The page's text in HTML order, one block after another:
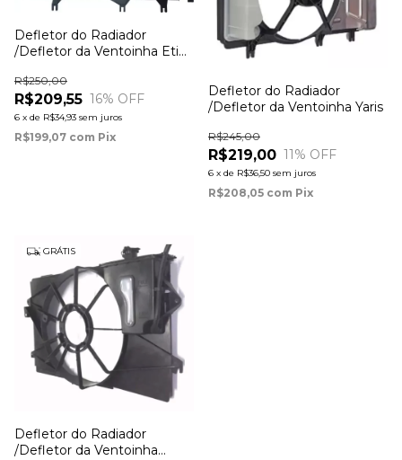
Defletor do Radiador
/Defletor da Ventoinha Etios
automático)
R$209,55
R$250,00
16% OFF
6 x de R$34,93 sem juros
R$199,07 com Pix
Defletor do Radiador
/Defletor da Ventoinha Yaris
R$219,00
R$245,00
11% OFF
6 x de R$36,50 sem juros
R$208,05 com Pix
GRÁTIS
Defletor do Radiador
/Defletor da Ventoinha